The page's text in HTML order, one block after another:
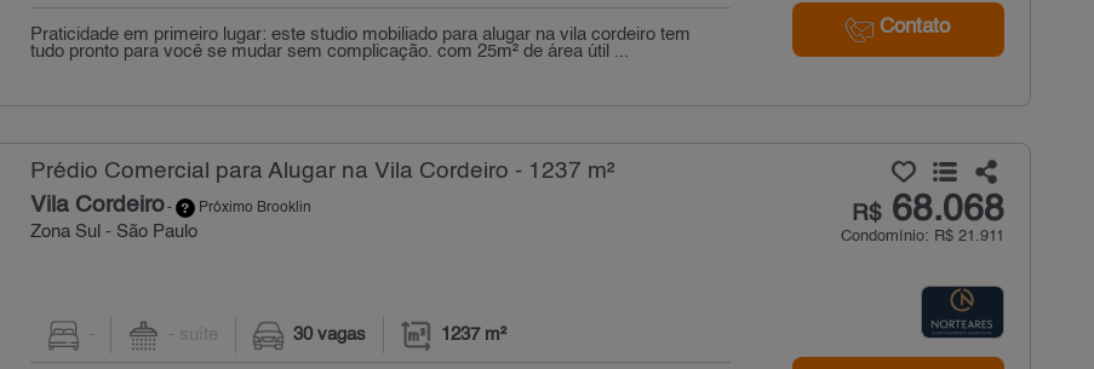
Contato
Praticidade em primeiro lugar: este studio mobiliado para alugar na vila cordeiro tem
tudo pronto para você se mudar sem complicação. com 25m² de área útil ...
Prédio Comercial para Alugar na Vila Cordeiro - 1237 m²
Vila Cordeiro- Próximo Brooklin
Zona Sul - São Paulo
R$68.068
Condomínio: R$ 21.911
- - suíte 30 vagas 1237 m²